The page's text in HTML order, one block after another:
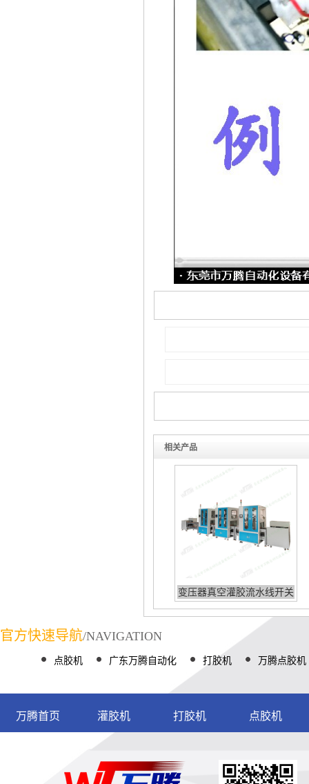
相关产品
变压器真空灌胶流水线开关
电
官方快速导航/NAVIGATION
点胶机 广东万腾自动化 打胶机 万腾点胶机
万腾首页 灌胶机 打胶机 点胶机